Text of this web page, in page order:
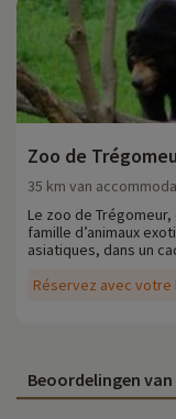
Zoo de
Réservez avec
35 km van
Le zoo de
famille d’animaux
asiatiques, dans un
Beoordelingen